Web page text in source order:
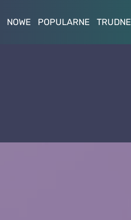
NOWE POPULARNE TRUDNE